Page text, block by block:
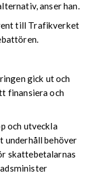
anser han.
till Trafikverket
gick ut och
finansiera och
och utveckla
underhåll behöver
skattebetalarnas